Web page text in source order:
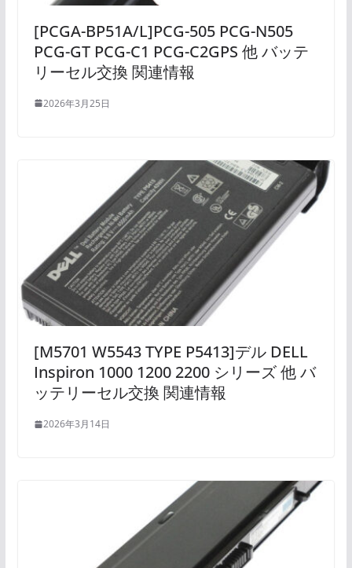
[PCGA-BP51A/L]PCG-505 PCG-N505
PCG-GT PCG-C1 PCG-C2GPS 他 バッテ
リーセル交換 関連情報
2026年3月25日
[M5701 W5543 TYPE P5413]デル DELL
Inspiron 1000 1200 2200 シリーズ 他 バ
ッテリーセル交換 関連情報
2026年3月14日